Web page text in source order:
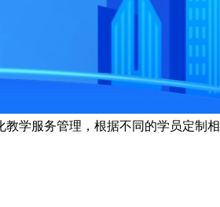
教学服务管理，根据不同的学员定制相